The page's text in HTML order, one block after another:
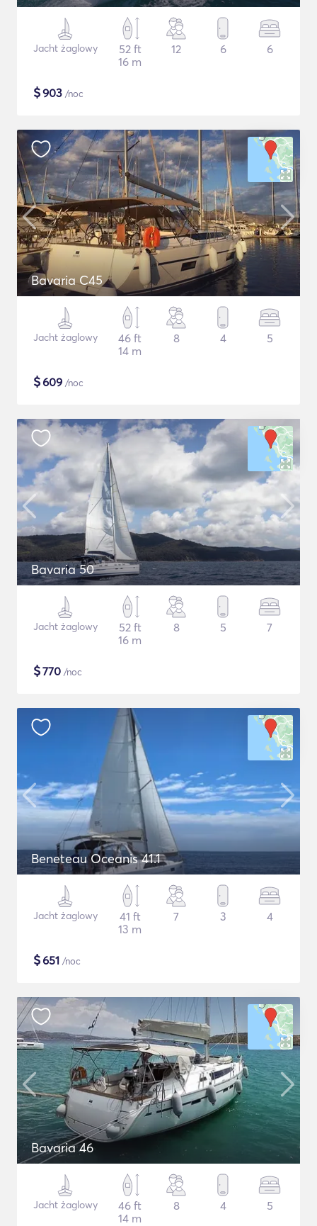
Jacht żaglowy
52 ft
16 m
12 6 6
$903 /noc
Bavaria C45
Jacht żaglowy
46 ft
14 m
8 4 5
$609 /noc
Bavaria 50
Jacht żaglowy
52 ft
16 m
8 5 7
$770 /noc
Beneteau Oceanis 41.1
Jacht żaglowy
41 ft
13 m
7 3 4
$651 /noc
Bavaria 46
Jacht żaglowy
46 ft
14 m
8 4 5